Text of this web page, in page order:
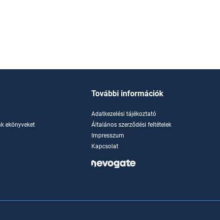
ekönyveket
További információk
Adatkezelési tájékoztató
Általános szerződési feltételek
Impresszum
Kapcsolat